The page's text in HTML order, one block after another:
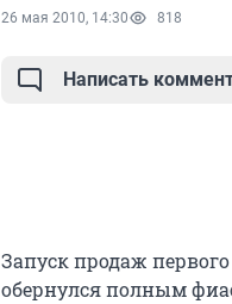
26 мая 2010, 14:30 818
Написать
Запуск продаж
обернулся полным